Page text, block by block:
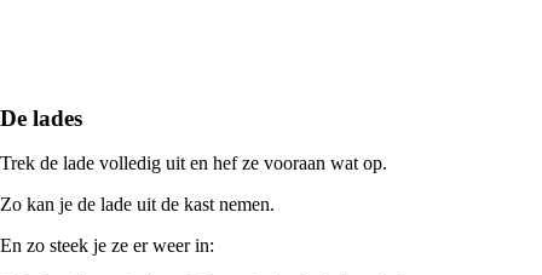
De lades
Trek de lade volledig uit en hef ze vooraan wat op.
Zo kan je de lade uit de kast nemen.
En zo steek je ze er weer in: